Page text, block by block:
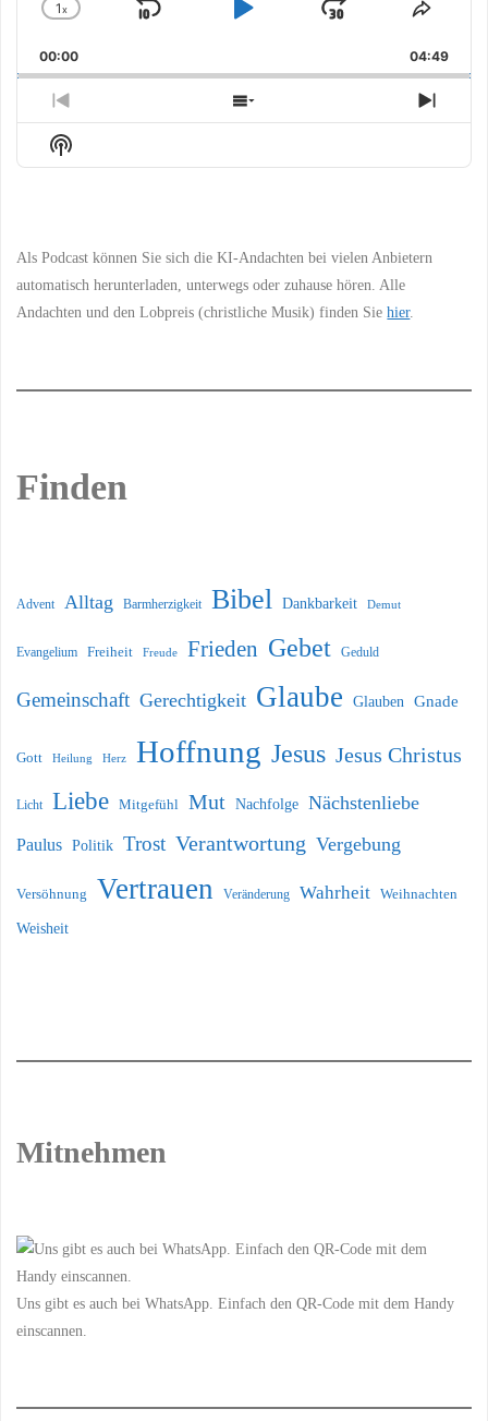
Change
Rate
1x
Skip
Play
Jump
Forward
Share
00:00 04:49
Previous
Episode
Show
Episodes
Next
Show
Podcast
Als Podcast können Sie sich die KI-Andachten bei vielen Anbietern
automatisch herunterladen, unterwegs oder zuhause hören. Alle
Andachten und den Lobpreis (christliche Musik) finden Siehier.
Finden
Advent Alltag Barmherzigkeit Bibel Dankbarkeit Demut
Evangelium Freiheit Freude Frieden Gebet Geduld
Gemeinschaft Gerechtigkeit Glaube Glauben Gnade
Gott Heilung Herz Hoffnung Jesus Jesus Christus
Licht Liebe Mitgefühl Mut Nachfolge Nächstenliebe
Paulus Politik Trost Verantwortung Vergebung
Versöhnung Vertrauen Veränderung Wahrheit Weihnachten
Weisheit
Mitnehmen
Uns gibt es auch bei WhatsApp. Einfach den QR-Code mit dem Handy
einscannen.